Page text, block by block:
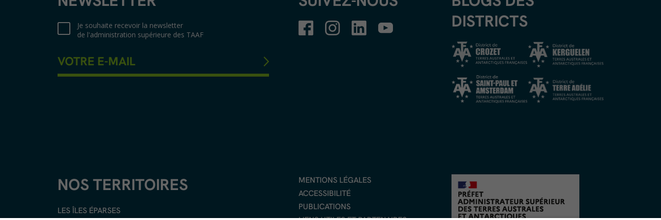
Je souhaite recevoir la newsletter
de l'administration supérieure des TAAF
DISTRICTS
NOS TERRITOIRES
LES ÎLES ÉPARSES
MENTIONS LÉGALES
ACCESSIBILITÉ
PUBLICATIONS